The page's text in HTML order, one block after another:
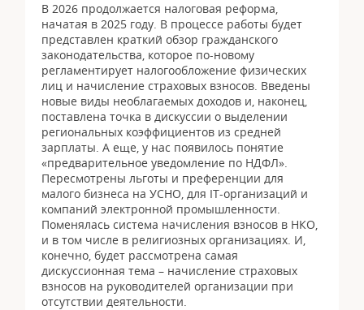
В 2026 продолжается налоговая реформа,
начатая в 2025 году. В процессе работы будет
представлен краткий обзор гражданского
законодательства, которое по-новому
регламентирует налогообложение физических
лиц и начисление страховых взносов. Введены
новые виды необлагаемых доходов и, наконец,
поставлена точка в дискуссии о выделении
региональных коэффициентов из средней
зарплаты. А еще, у нас появилось понятие
«предварительное уведомление по НДФЛ».
Пересмотрены льготы и преференции для
малого бизнеса на УСНО, для IT-организаций и
компаний электронной промышленности.
Поменялась система начисления взносов в НКО,
и в том числе в религиозных организациях. И,
конечно, будет рассмотрена самая
дискуссионная тема – начисление страховых
взносов на руководителей организации при
отсутствии деятельности.